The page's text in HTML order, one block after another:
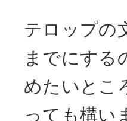
テロップの
までにする
めたいとこ
っても構い